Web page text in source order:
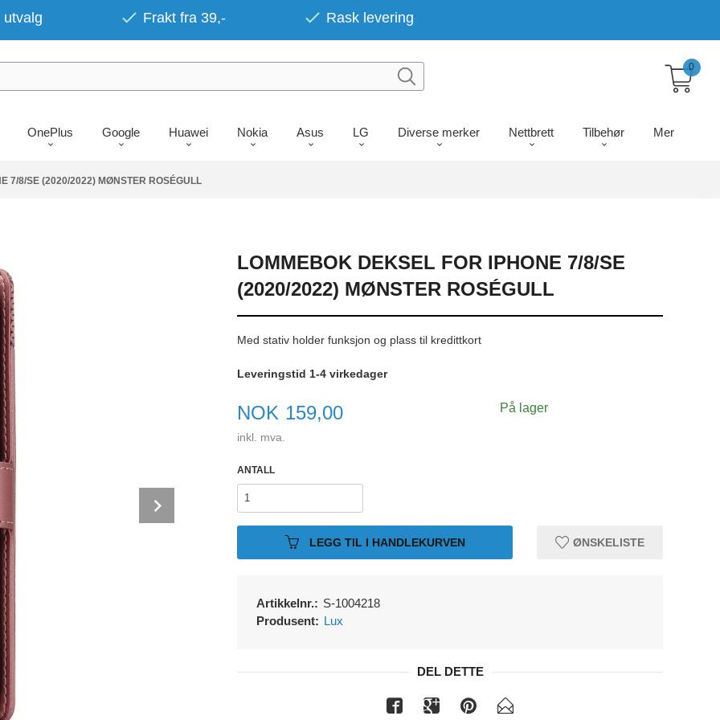
utvalg Frakt fra 39,- Rask levering
OnePlus Google Huawei Nokia Asus LG Diverse merker Nettbrett Tilbehør Mer
0
7/8/SE (2020/2022) MØNSTER ROSÉGULL
LOMMEBOK DEKSEL FOR IPHONE 7/8/SE
(2020/2022) MØNSTER ROSÉGULL
Med stativ holder funksjon og plass til kredittkort
Leveringstid 1-4 virkedager
Pris
NOK 159,00
inkl. mva.
På lager
ANTALL
LEGG TIL I HANDLEKURVEN ØNSKELISTE
Artikkelnr.: S-1004218
Produsent: Lux
DEL DETTE